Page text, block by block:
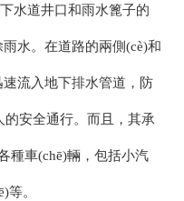
下水道井口和雨水篦子的
。在道路的兩側(cè)和
流入地下排水管道，防
全通行。而且，其承
(chē)輛，包括小汽
等。